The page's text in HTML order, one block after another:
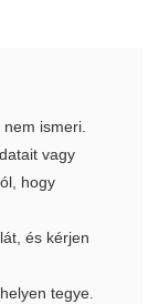
ismeri.
vagy
hogy
és kérjen
tegye.